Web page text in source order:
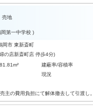
売地
岡第一中学校 )
岡市 東新斎町
の店新斎町店 停歩4分)
建蔽率/容積率
現況
主の費用負担にて解体撤去して引渡し。